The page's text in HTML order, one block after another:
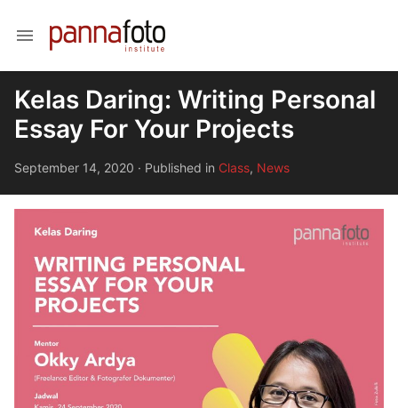
menu
Kelas Daring: Writing Personal
Essay For Your Projects
September 14, 2020 · Published in Class, News